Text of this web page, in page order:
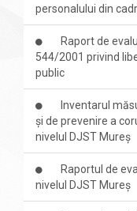
personalului din
Raport de
544/2001 privind
public
Inventarul
și de prevenire a
nivelul DJST Mureș
Raportul de
nivelul DJST Mureș